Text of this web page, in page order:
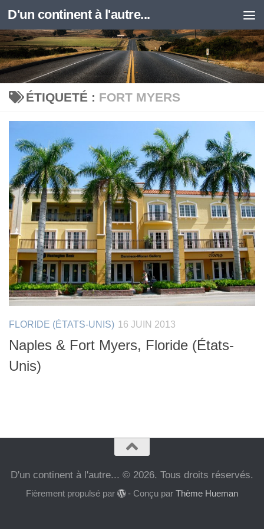
Skip to content
D'un continent à l'autre...
ÉTIQUETÉ : FORT MYERS
FLORIDE (ÉTATS-UNIS) 16 JUIN 2013
Naples & Fort Myers, Floride (États-
Unis)
D'un continent à l'autre... © 2026. Tous droits réservés.
Fièrement propulsé par - Conçu parThème Hueman